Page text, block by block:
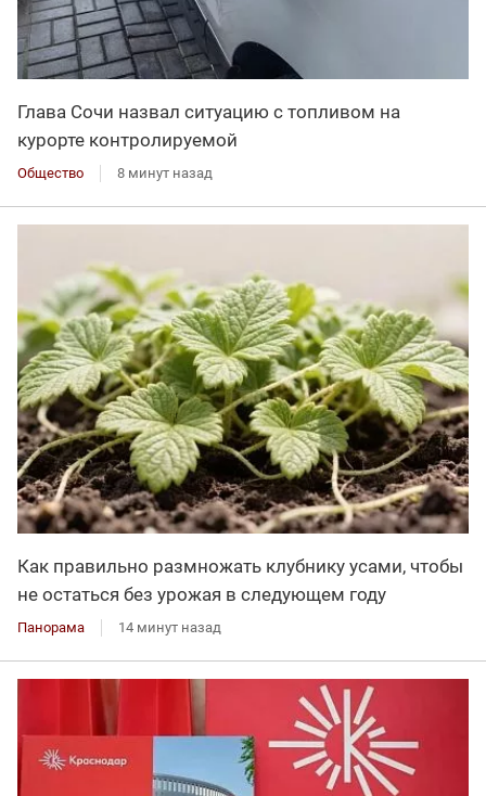
Глава Сочи назвал ситуацию с топливом на
курорте контролируемой
Общество 8 минут назад
Как правильно размножать клубнику усами, чтобы
не остаться без урожая в следующем году
Панорама 14 минут назад